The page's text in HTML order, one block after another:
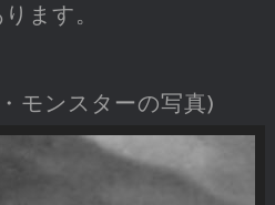
ます。
モンスターの写真)